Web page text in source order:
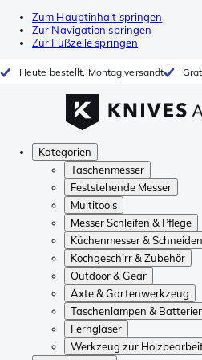
Zum Hauptinhalt springen
Zur Navigation springen
Zur Fußzeile springen
Heute bestellt, Montag versandt
Kategorien
Taschenmesser
Feststehende Messer
Multitools
Messer Schleifen & Pflege
Küchenmesser & Schneiden
Kochgeschirr & Zubehör
Outdoor & Gear
Äxte & Gartenwerkzeug
Taschenlampen &
Ferngläser
Werkzeug zur